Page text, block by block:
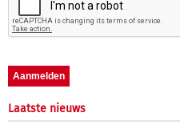
Laatste nieuws